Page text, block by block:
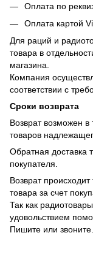
Оплата по
Оплата картой
Для раций и
товара в
магазина.
Компания
соответствии с
Сроки возврата
Возврат возможен
товаров
Обратная доставка
покупателя.
Возврат
товара за счет
Так как
удовольствием
Пишите или звоните.